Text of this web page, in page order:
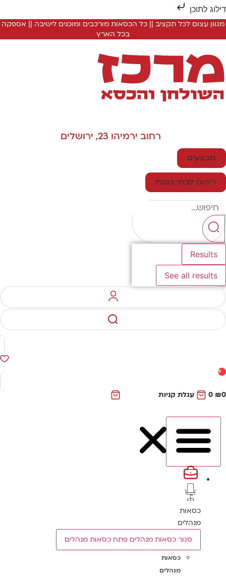
לתוכן
מגוון עצום לכל תקציב || כל הכסאות מורכבים ומוכנים לישיבה || אספקה
בכל הארץ
רחוב ירמיהו 23, ירושלים
מבצעים
ריהוט לבתי כנסת
Results
See all results
0
₪
0 עגלת קניות
כסאות
מנהלים
סגור כסאות מנהלים פתח כסאות מנהלים
כסאות
מנהלים